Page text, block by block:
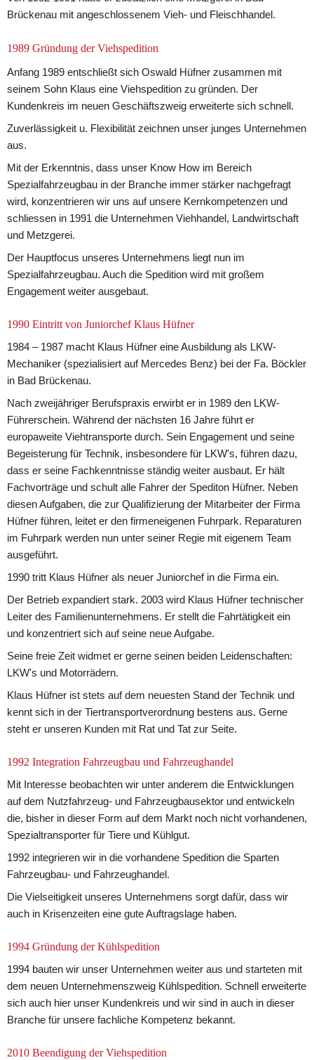
Brückenau mit angeschlossenem Vieh- und Fleischhandel.
1989 Gründung der Viehspedition
Anfang 1989 entschließt sich Oswald Hüfner zusammen mit
seinem Sohn Klaus eine Viehspedition zu gründen. Der
Kundenkreis im neuen Geschäftszweig erweiterte sich schnell.
Zuverlässigkeit u. Flexibilität zeichnen unser junges Unternehmen
aus.
Mit der Erkenntnis, dass unser Know How im Bereich
Spezialfahrzeugbau in der Branche immer stärker nachgefragt
wird, konzentrieren wir uns auf unsere Kernkompetenzen und
schliessen in 1991 die Unternehmen Viehhandel, Landwirtschaft
und Metzgerei.
Der Hauptfocus unseres Unternehmens liegt nun im
Spezialfahrzeugbau. Auch die Spedition wird mit großem
Engagement weiter ausgebaut.
1990 Eintritt von Juniorchef Klaus Hüfner
1984 – 1987 macht Klaus Hüfner eine Ausbildung als LKW-
Mechaniker (spezialisiert auf Mercedes Benz) bei der Fa. Böckler
in Bad Brückenau.
Nach zweijähriger Berufspraxis erwirbt er in 1989 den LKW-
Führerschein. Während der nächsten 16 Jahre führt er
europaweite Viehtransporte durch. Sein Engagement und seine
Begeisterung für Technik, insbesondere für LKW's, führen dazu,
dass er seine Fachkenntnisse ständig weiter ausbaut. Er hält
Fachvorträge und schult alle Fahrer der Spediton Hüfner. Neben
diesen Aufgaben, die zur Qualifizierung der Mitarbeiter der Firma
Hüfner führen, leitet er den firmeneigenen Fuhrpark. Reparaturen
im Fuhrpark werden nun unter seiner Regie mit eigenem Team
ausgeführt.
1990 tritt Klaus Hüfner als neuer Juniorchef in die Firma ein.
Der Betrieb expandiert stark. 2003 wird Klaus Hüfner technischer
Leiter des Familienunternehmens. Er stellt die Fahrtätigkeit ein
und konzentriert sich auf seine neue Aufgabe.
Seine freie Zeit widmet er gerne seinen beiden Leidenschaften:
LKW's und Motorrädern.
Klaus Hüfner ist stets auf dem neuesten Stand der Technik und
kennt sich in der Tiertransportverordnung bestens aus. Gerne
steht er unseren Kunden mit Rat und Tat zur Seite.
1992 Integration Fahrzeugbau und Fahrzeughandel
Mit Interesse beobachten wir unter anderem die Entwicklungen
auf dem Nutzfahrzeug- und Fahrzeugbausektor und entwickeln
die, bisher in dieser Form auf dem Markt noch nicht vorhandenen,
Spezialtransporter für Tiere und Kühlgut.
1992 integrieren wir in die vorhandene Spedition die Sparten
Fahrzeugbau- und Fahrzeughandel.
Die Vielseitigkeit unseres Unternehmens sorgt dafür, dass wir
auch in Krisenzeiten eine gute Auftragslage haben.
1994 Gründung der Kühlspedition
1994 bauten wir unser Unternehmen weiter aus und starteten mit
dem neuen Unternehmenszweig Kühlspedition. Schnell erweiterte
sich auch hier unser Kundenkreis und wir sind in auch in dieser
Branche für unsere fachliche Kompetenz bekannt.
2010 Beendigung der Viehspedition